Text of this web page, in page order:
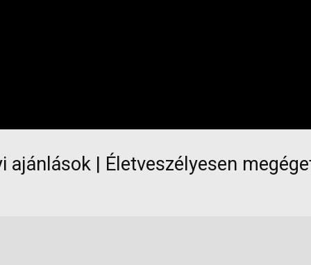
ajánlások | Életveszélyesen